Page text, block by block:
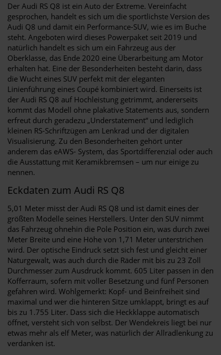
Der Audi RS Q8 ist ein Auto der Extreme. Vereinfacht
gesprochen, handelt es sich um die sportlichste Version des
Audi Q8 und damit ein Performance-SUV, wie es im Buche
steht. Angeboten wird dieses Powerpaket seit 2019 und
natürlich handelt es sich um ein Fahrzeug aus der
Oberklasse, das Ende 2020 eine Überarbeitung am Motor
erhalten hat. Eine der Besonderheiten besteht darin, dass
die Wucht eines SUV perfekt mit der eleganten
Linienführung eines Coupé kombiniert wird. Einerseits ist
der Audi RS Q8 auf Hochleistung getrimmt, andererseits
kommt das Modell ohne plakative Statements aus, sondern
erfreut durch geradezu „Understatement“ und lediglich
kleinen RS-Schriftzügen am Lenkrad und der digitalen
Visualisierung. Zu den Besonderheiten gehört unter
anderem das eAWS- System, das Sportdifferenzial oder auch
die Ausstattung mit Keramikbremsen – um nur einige zu
nennen.
Eckdaten zum Audi RS Q8
5,01 Meter misst der Audi RS Q8 und ist damit eines der
größten Modelle seines Herstellers. Unter den SUV nimmt
das Fahrzeug ohnehin die Pole Position ein, was durch zwei
Meter Breite und eine Höhe von 1,71 Meter unterstrichen
wird. Der optische Eindruck setzt sich fest und gleicht einer
Naturgewalt, was auch durch die Räder mit bis zu 23 Zoll
Durchmesser zum Ausdruck kommt. 605 Liter passen in den
Kofferraum, sofern mit voller Besetzung und fünf Personen
gefahren wird. Wohlgemerkt: Kopf- und Beinfreiheit sind
maximal und wer die hinteren Sitze umklappt, bringt es auf
bis zu 1.755 Liter. Dass sich die Heckklappe automatisch
öffnet, versteht sich von selbst. Der Wendekreis liegt bei nur
etwas mehr als elf Meter, was natürlich der Allradlenkung zu
verdanken ist.